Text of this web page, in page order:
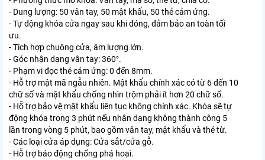
- Dung lượng: 50 vân tay, 50 mật khẩu, 50 thẻ cảm ứng.
- Tự động khóa cửa ngay sau khi đóng, đảm bảo an toàn tối
ưu.
- Tích hợp chuông cửa, âm lượng lớn.
- Góc nhận dạng vân tay: 360°.
- Phạm vi đọc thẻ cảm ứng: 0 đến 8mm.
- Hỗ trợ mật mã ngẫu nhiên. Mật khẩu chính xác có từ 6 đến 10
chữ số và mật khẩu chống nhìn trộm phải ít hơn 20 chữ số.
- Hỗ trợ bảo vệ mật khẩu liên tục không chính xác. Khóa sẽ tự
động khóa trong 3 phút nếu nhận dạng không thành công 5
lần trong vòng 5 phút, bao gồm vân tay, mật khẩu và thẻ từ.
- Các loại cửa áp dụng: Cửa sắt/cửa gỗ.
- Hỗ trợ báo động chống phá hoại.